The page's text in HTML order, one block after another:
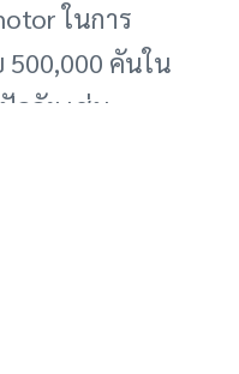
ในการ
500,000 คันใน
จจัย เช่น